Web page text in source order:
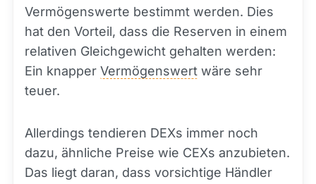
Vermögenswerte bestimmt werden. Dies
hat den Vorteil, dass die Reserven in einem
relativen Gleichgewicht gehalten werden:
Ein knapper Vermögenswert wäre sehr
teuer.
Allerdings tendieren DEXs immer noch
dazu, ähnliche Preise wie CEXs anzubieten.
Das liegt daran, dass vorsichtige Händler